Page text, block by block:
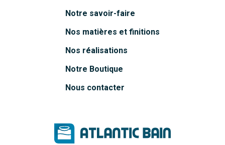
Notre savoir-faire
Nos matières et finitions
Nos réalisations
Notre Boutique
Nous contacter